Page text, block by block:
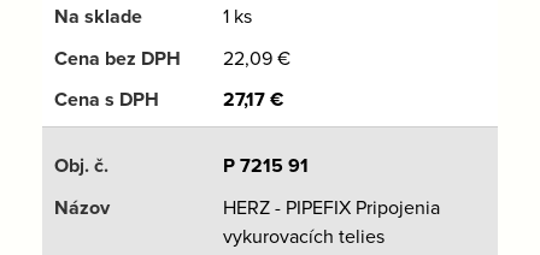
1 ks
22,09€
27,17€
P 7215 91
HERZ - PIPEFIX Pripojenia
vykurovacích telies